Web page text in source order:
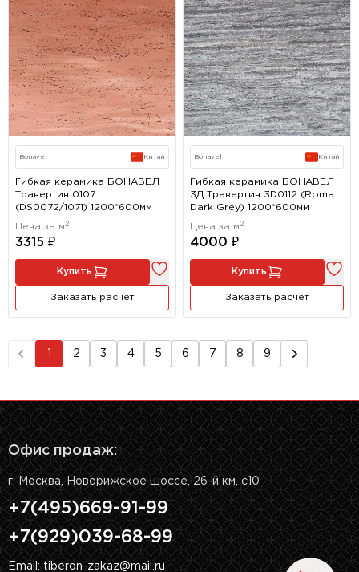
Bonavel Китай
Гибкая керамика БОНАВЕЛ
Травертин 0107
(DS0072/1071) 1200*600мм
Цена за м 2
3315 ₽
Купить
Заказать расчет
Bonavel Китай
Гибкая керамика БОНАВЕЛ
3Д Травертин 3D0112 (Roma
Dark Grey) 1200*600мм
Цена за м 2
4000 ₽
Купить
Заказать расчет
2 3 4 5 6 7 8 9
Офис продаж:
г. Москва, Новорижское шоссе, 26-й км, с10
+7(495)669-91-99
+7(929)039-68-99
Email: tiberon-zakaz@mail.ru